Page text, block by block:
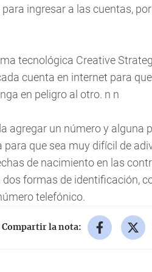
ingresar a las cuentas,
tecnológica Creative
cuenta en internet para
en peligro al otro. n n
agregar un número y alguna
que sea muy difícil de
de nacimiento en las
formas de identificación,
telefónico.
Compartir la nota: